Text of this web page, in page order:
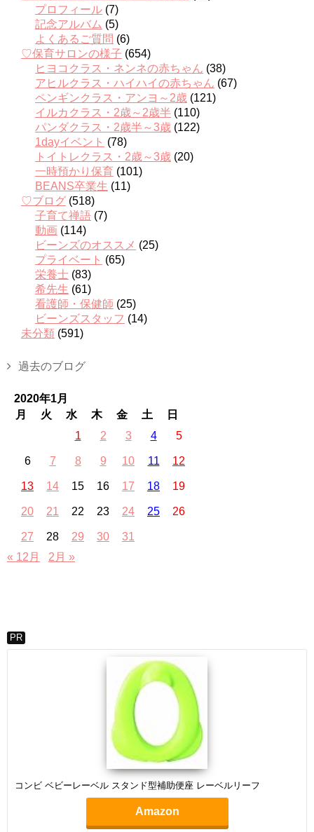
プロフィール (7)
記念アルバム (5)
よくあるご質問 (6)
♡保育サロンの様子 (654)
ヒヨコクラス・ネンネの赤ちゃん (38)
アヒルクラス・ハイハイの赤ちゃん (67)
ペンギンクラス・アンヨ～2歳 (121)
イルカクラス・2歳～2歳半 (110)
パンダクラス・2歳半～3歳 (122)
1dayイベント (78)
トイトレクラス・2歳～3歳 (20)
一時預かり保育 (101)
BEANS卒業生 (11)
♡ブログ (518)
子育て禅語 (7)
動画 (114)
ビーンズのオススメ (25)
プライベート (65)
栄養士 (83)
希先生 (61)
看護師・保健師 (25)
ビーンズスタッフ (14)
未分類 (591)
過去のブログ
2020年1月
月
火 水 木 金 土
日
1
2 3 4 5
6 7 8 9 10 11 12
13 14 15 16 17 18 19
20 21 22 23 24 25 26
27 28 29 30
31
« 12月
2月 »
PR
コンビ ベビーレーベル スタンド型補助便座 レーベルリーフ
Amazon